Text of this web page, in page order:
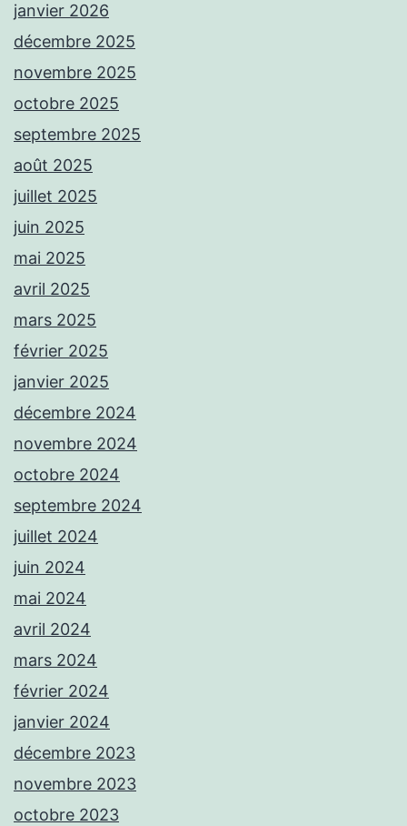
janvier 2026
décembre 2025
novembre 2025
octobre 2025
septembre 2025
août 2025
juillet 2025
juin 2025
mai 2025
avril 2025
mars 2025
février 2025
janvier 2025
décembre 2024
novembre 2024
octobre 2024
septembre 2024
juillet 2024
juin 2024
mai 2024
avril 2024
mars 2024
février 2024
janvier 2024
décembre 2023
novembre 2023
octobre 2023